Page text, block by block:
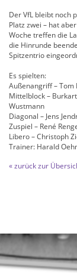
Der VfL bleibt noch
Platz zwei – hat
Woche treffen die
die Hinrunde
Spitzentrio
Es spielten:
Außenangriff – Tom
Mittelblock –
Wustmann
Diagonal – Jens
Zuspiel – René
Libero – Christoph
Trainer: Harald
« zurück zur